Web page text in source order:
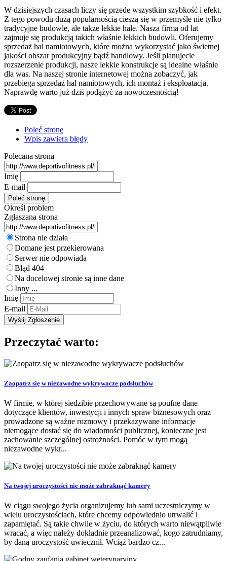
W dzisiejszych czasach liczy się przede wszystkim szybkość i efekt.
Z tego powodu dużą popularnością cieszą się w przemyśle nie tylko
tradycyjne budowle, ale także lekkie hale. Nasza firma od lat
zajmuje się produkcją takich właśnie lekkich budowli. Oferujemy
sprzedaż hal namiotowych, które można wykorzystać jako świetnej
jakości obszar produkcyjny bądź handlowy. Jeśli planujecie
rozszerzenie produkcji, nasze lekkie konstrukcje są idealne właśnie
dla was. Na naszej stronie internetowej można zobaczyć, jak
przebiega sprzedaż hal namiotowych, ich montaż i eksploatacja.
Naprawdę warto już dziś podążyć za nowoczesnością!
Poleć stronę
Wpis zawiera błędy
Polecana strona
Imię
E-mail
Określ problem
Zgłaszana strona
Strona nie działa
Domane jest przekierowana
Serwer nie odpowiada
Błąd 404
Na docelowej stronie są inne dane
Inny ...
Imię
E-mail
Przeczytać warto:
Zaopatrz się w niezawodne wykrywacze podsłuchów
W firmie, w której siedzibie przechowywane są poufne dane
dotyczące klientów, inwestycji i innych spraw biznesowych oraz
prowadzone są ważne rozmowy i przekazywane informacje
niemogące dostać się do wiadomości publicznej, konieczne jest
zachowanie szczególnej ostrożności. Pomóc w tym mogą
niezawodne wykr...
Na twojej uroczystości nie może zabraknąć kamery
W ciągu swojego życia organizujemy lub sami uczestniczymy w
wielu uroczystościach, które chcemy odpowiednio utrwalić i
zapamiętać. Są takie chwile w życiu, do których warto niewątpliwie
wracać, a więc należy dokładnie przeanalizować, kogo zatrudniamy,
by daną uroczystość uwiecznił. Wciąż bardzo cz...